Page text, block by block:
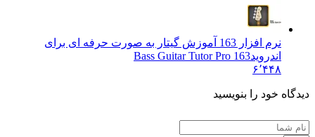
نرم افزار 163 آموزش گیتار به صورت حرفه ای برای
اندرویدBass Guitar Tutor Pro 163
۶٬۴۴۸
دیدگاه خود را بنویسید